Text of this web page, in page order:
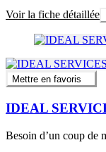
Voir la fiche détaillée
Mettre en favoris
IDEAL
Besoin d’un coup de